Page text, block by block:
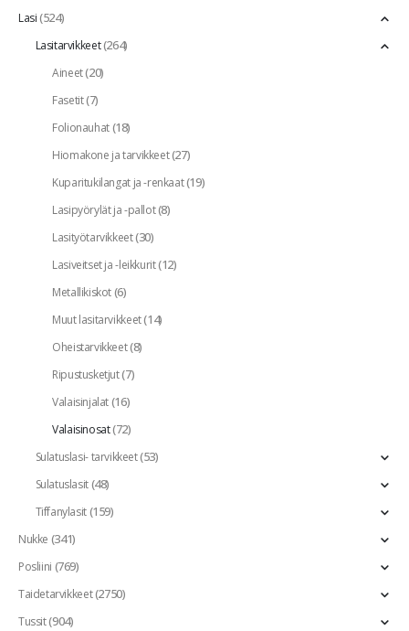
Lasi(524)
Lasitarvikkeet(264)
Aineet(20)
Fasetit(7)
Folionauhat(18)
Hiomakone ja tarvikkeet(27)
Kuparitukilangat ja -renkaat(19)
Lasipyörylät ja -pallot(8)
Lasityötarvikkeet(30)
Lasiveitset ja -leikkurit(12)
Metallikiskot(6)
Muut lasitarvikkeet(14)
Oheistarvikkeet(8)
Ripustusketjut(7)
Valaisinjalat(16)
Valaisinosat(72)
Sulatuslasi- tarvikkeet(53)
Sulatuslasit(48)
Tiffanylasit(159)
Nukke (341)
Posliini (769)
Taidetarvikkeet(2750)
Tussit(904)